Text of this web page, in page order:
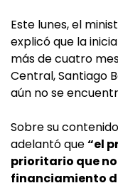
Este lunes, el
explicó que la
más de cuatro
Central, Santiago
aún no se
Sobre su
adelantó que“el
prioritario que
financiamiento